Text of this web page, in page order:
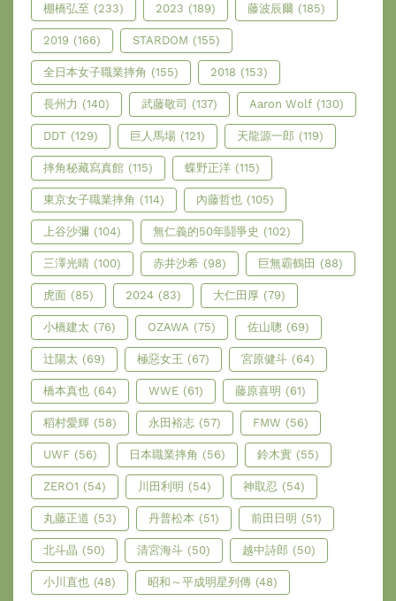
棚橋弘至 (233) 2023 (189) 藤波辰爾 (185)
2019 (166) STARDOM (155)
全日本女子職業摔角 (155) 2018 (153)
長州力 (140) 武藤敬司 (137) Aaron Wolf (130)
DDT (129) 巨人馬場 (121) 天龍源一郎 (119)
摔角秘藏寫真館 (115) 蝶野正洋 (115)
東京女子職業摔角 (114) 內藤哲也 (105)
上谷沙彌 (104) 無仁義的50年鬪爭史 (102)
三澤光晴 (100) 赤井沙希 (98) 巨無霸鶴田 (88)
虎面 (85) 2024 (83) 大仁田厚 (79)
小橋建太 (76) OZAWA (75) 佐山聰 (69)
辻陽太 (69) 極惡女王 (67) 宮原健斗 (64)
橋本真也 (64) WWE (61) 藤原喜明 (61)
稻村愛輝 (58) 永田裕志 (57) FMW (56)
UWF (56) 日本職業摔角 (56) 鈴木實 (55)
ZERO1 (54) 川田利明 (54) 神取忍 (54)
丸藤正道 (53) 丹普松本 (51) 前田日明 (51)
北斗晶 (50) 清宮海斗 (50) 越中詩郎 (50)
小川直也 (48) 昭和～平成明星列傳 (48)